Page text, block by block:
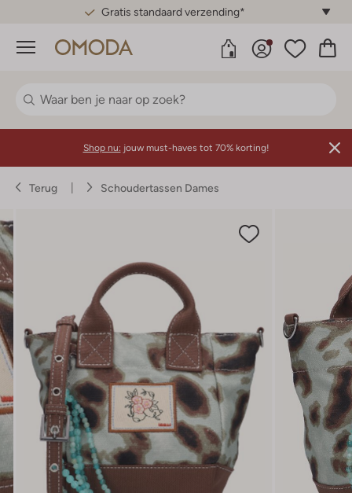
Gratis standaard verzending*
Menu
Shop nu: jouw must-haves tot 70% korting!
Terug Schoudertassen Dames